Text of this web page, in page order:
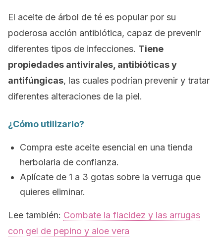
El aceite de árbol de té es popular por su
poderosa acción antibiótica, capaz de prevenir
diferentes tipos de infecciones. Tiene
propiedades antivirales, antibióticas y
antifúngicas, las cuales podrían prevenir y tratar
diferentes alteraciones de la piel.
¿Cómo utilizarlo?
Compra este aceite esencial en una tienda
herbolaria de confianza.
Aplícate de 1 a 3 gotas sobre la verruga que
quieres eliminar.
Lee también: Combate la flacidez y las arrugas
con gel de pepino y aloe vera